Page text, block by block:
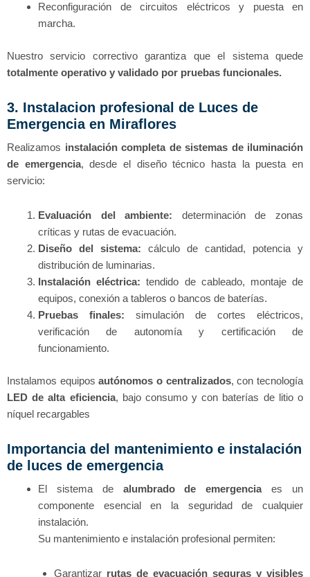
Reconfiguración de circuitos eléctricos y puesta en
marcha.
Nuestro servicio correctivo garantiza que el sistema quede
totalmente operativo y validado por pruebas funcionales.
3. Instalacion profesional de Luces de
Emergencia en Miraflores
Realizamos instalación completa de sistemas de iluminación
de emergencia, desde el diseño técnico hasta la puesta en
servicio:
Evaluación del ambiente: determinación de zonas
críticas y rutas de evacuación.
Diseño del sistema: cálculo de cantidad, potencia y
distribución de luminarias.
Instalación eléctrica: tendido de cableado, montaje de
equipos, conexión a tableros o bancos de baterías.
Pruebas finales: simulación de cortes eléctricos,
verificación de autonomía y certificación de
funcionamiento.
Instalamos equiposautónomos o centralizados, con tecnología
LED de alta eficiencia, bajo consumo y con baterías de litio o
níquel recargables
Importancia del mantenimiento e instalación
de luces de emergencia
El sistema de alumbrado de emergenciaes un
componente esencial en la seguridad de cualquier
instalación.
Su mantenimiento e instalación profesional permiten:
Garantizar rutas de evacuación seguras y visibles